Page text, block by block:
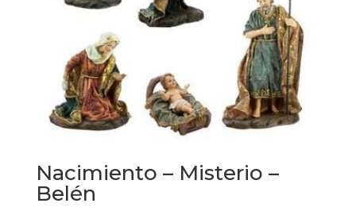
Nacimiento – Misterio –
Belén